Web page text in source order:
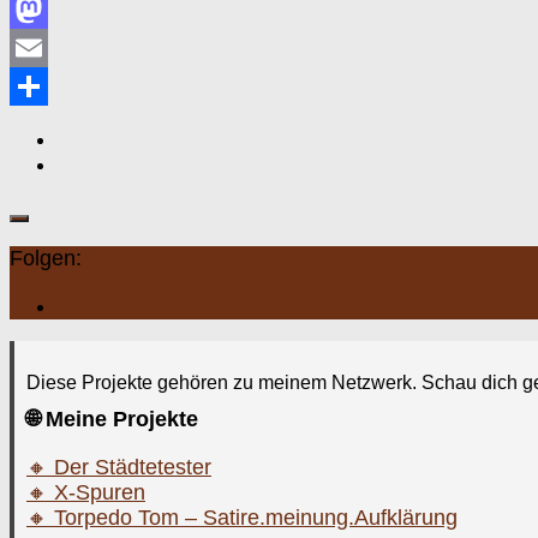
Facebook
Mastodon
Email
Folgen:
Diese Projekte gehören zu meinem Netzwerk. Schau dich
🌐 Meine Projekte
🔸 Der Städtetester
🔸 X-Spuren
🔸 Torpedo Tom – Satire.meinung.Aufklärung